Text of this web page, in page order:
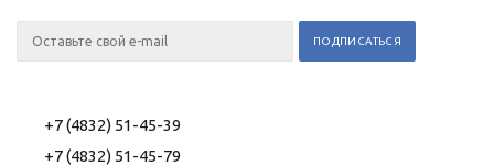
+7 (4832) 51-45-39
+7 (4832) 51-45-79